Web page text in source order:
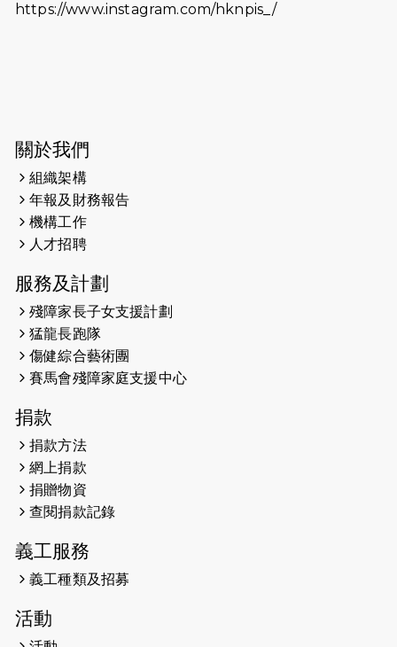
2026-06-11
猛龍長跑隊恆常練習 - 6月11日（19:00
2026-05-28
2026-05-22
2026-05-21
2026-05-14
（19:00開始）
2026-05-07
開始）
2026-04-30
2026-04-25
2026-04-24
2026-04-23
2026-04-19
https://www.instagram.com/hknpis_/
關於我們
組織架構
年報及財務報告
機構工作
人才招聘
服務及計劃
殘障家長子女支援計劃
猛龍長跑隊
傷健綜合藝術團
賽馬會殘障家庭支援中心
捐款
捐款方法
網上捐款
捐贈物資
查閱捐款記錄
義工服務
義工種類及招募
活動